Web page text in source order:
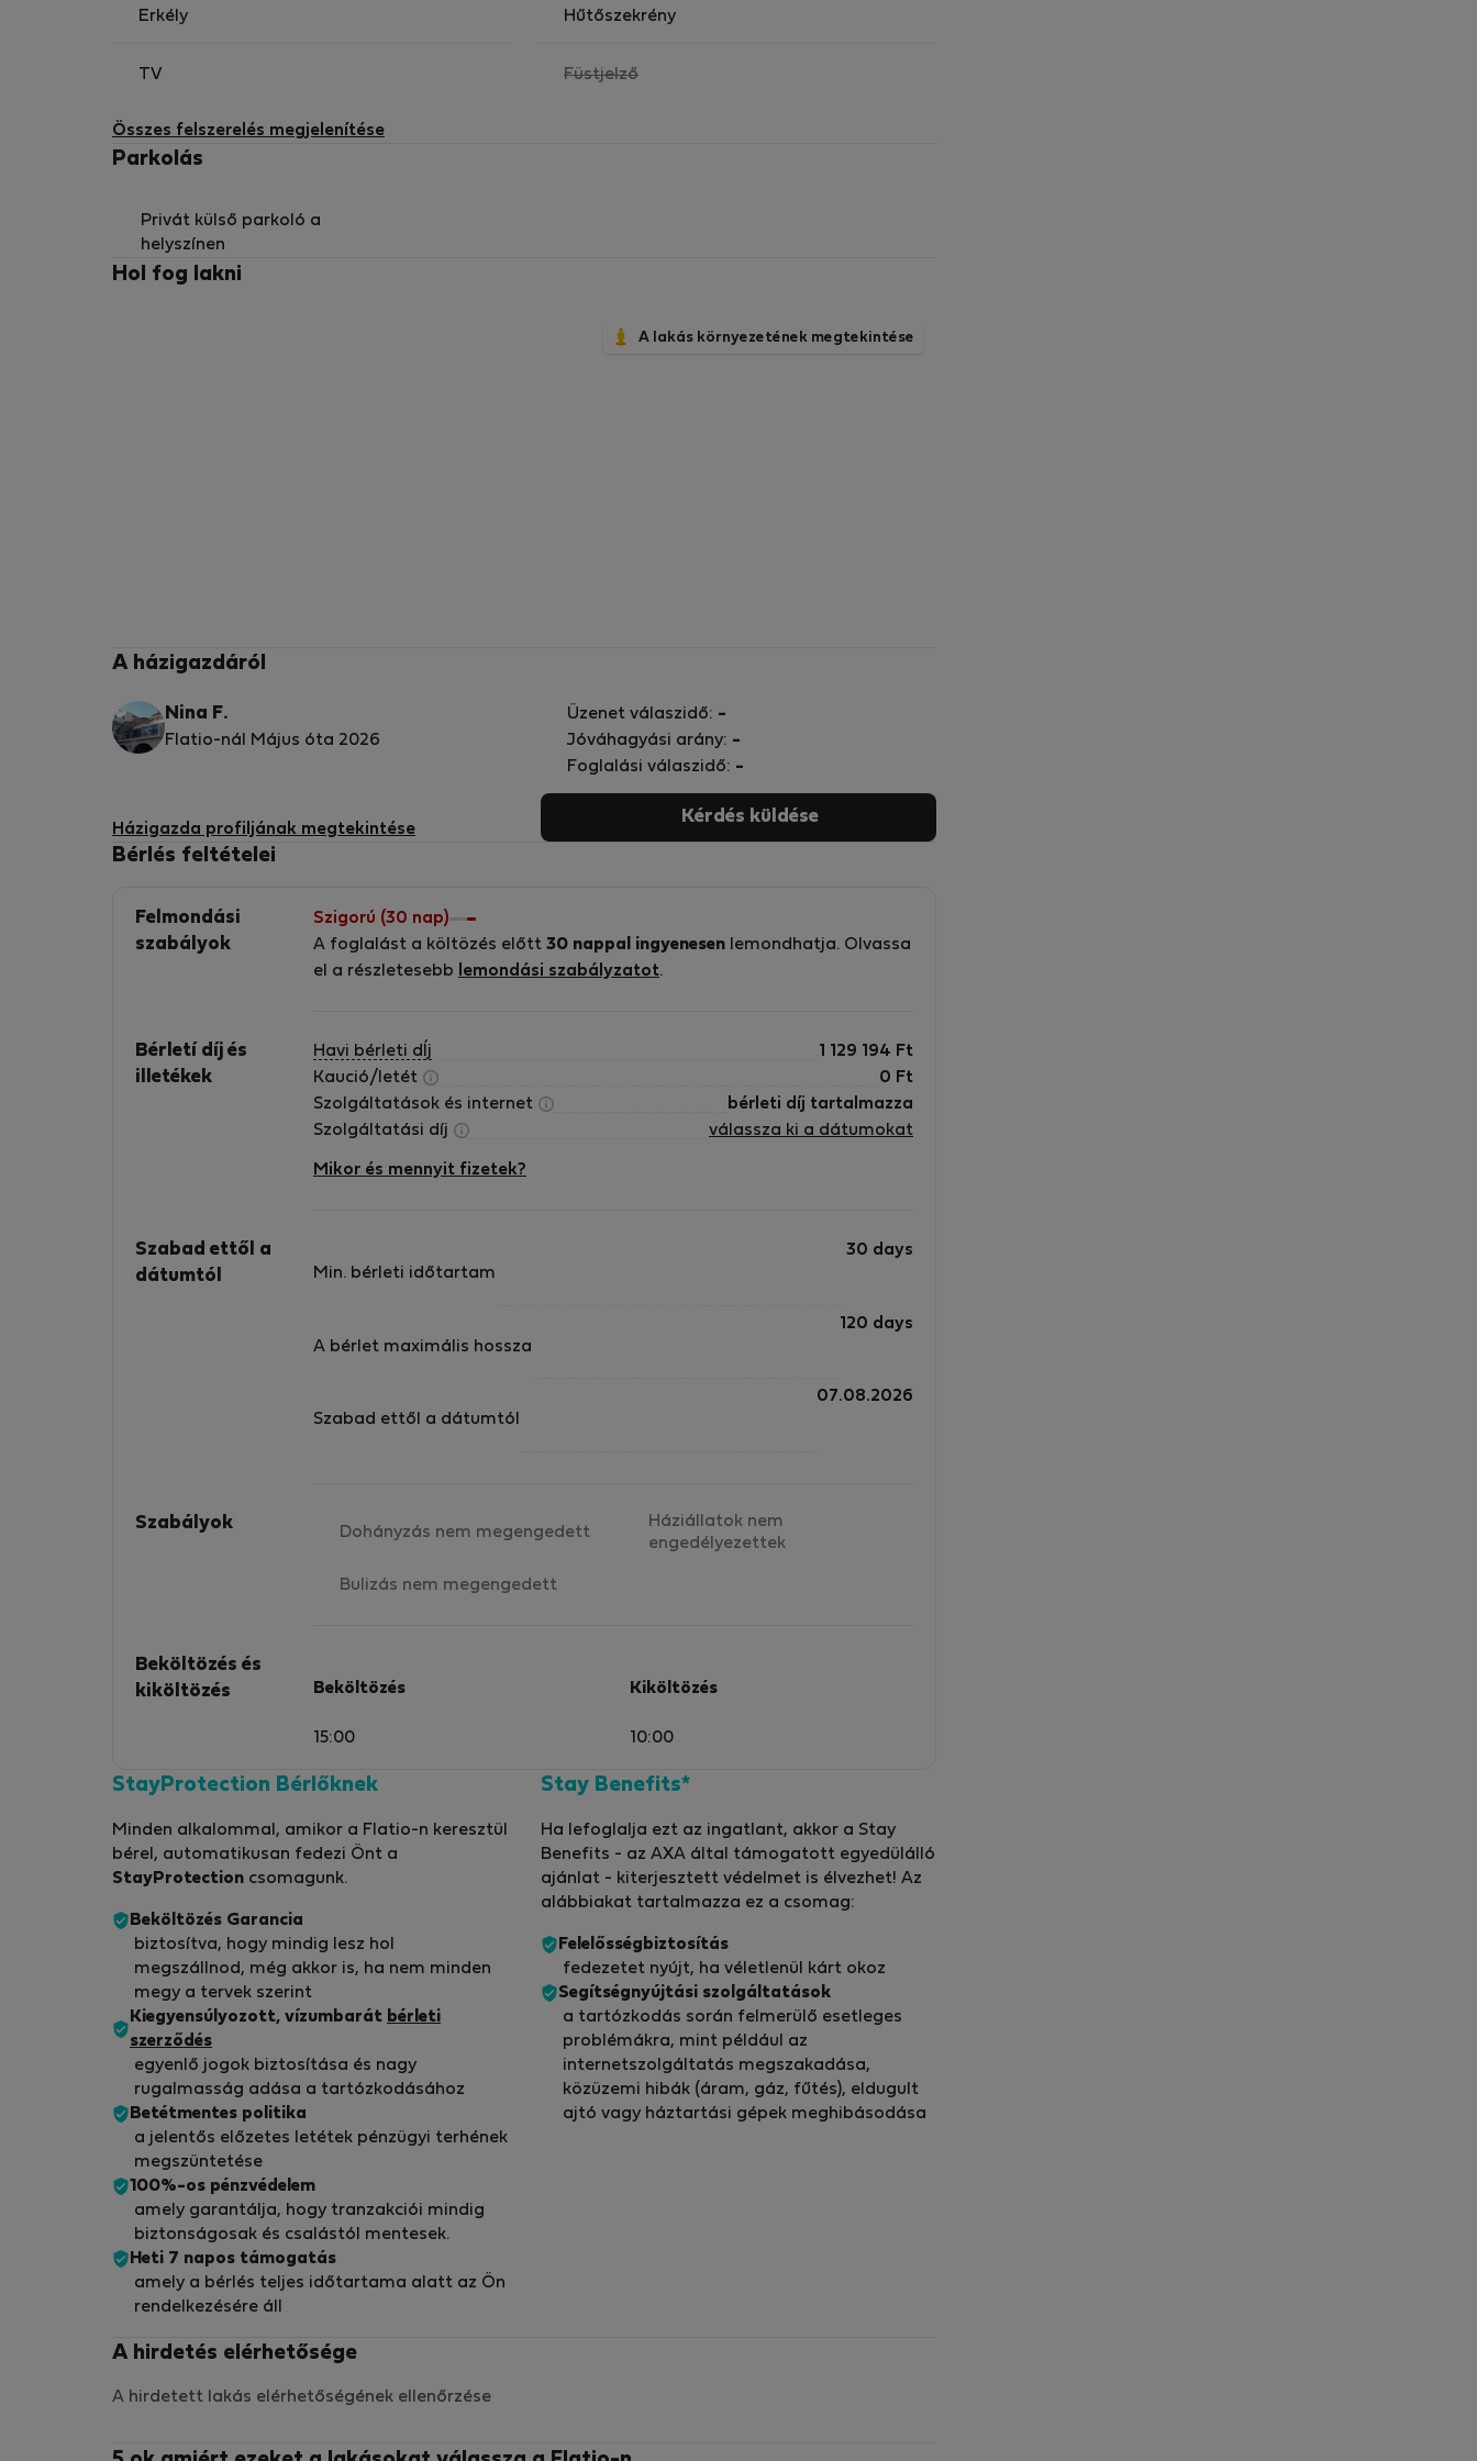
Háziállatok: Háziállatok nem engedélyezettek.
Ha nyugodt, produktív és kényelmes nyári pihenőhelyet keres a tengerparton, kérjük, vegye fel
velünk a kapcsolatot!
Üdvözlettel
Erkély Hűtőszekrény
TV Füstjelző,
Összes felszerelés megjelenítése
Parkolás
Privát külső parkoló a
helyszínen
Hol fog lakni
A lakás környezetének megtekintése
A házigazdáról
Nina F.
Flatio-nál Május óta 2026
Házigazda profiljának megtekintése
Üzenet válaszidő: -
Jóváhagyási arány: -
Foglalási válaszidő: -
Kérdés küldése
Bérlés feltételei
Felmondási
szabályok
Szigorú (30 nap)
A foglalást a költözés előtt 30 nappal ingyenesen lemondhatja. Olvassa
el a részletesebb
lemondási szabályzatot.
Bérletí díj és
illetékek
Havi bérleti dÍj 1 129 194 Ft
Kaució/letét
0 Ft
Szolgáltatások és internet
bérleti díj tartalmazza
Szolgáltatási díj
válassza ki a dátumokat
Mikor és mennyit fizetek?
Szabad ettől a
dátumtól
Min. bérleti időtartam
30 days
A bérlet maximális hossza
120 days
Szabad ettől a dátumtól
07.08.2026
Szabályok Dohányzás nem megengedett
Háziállatok nem
engedélyezettek
Bulizás nem megengedett
Beköltözés és
kiköltözés
Beköltözés
15:00
Kiköltözés
10:00
StayProtection Bérlőknek
Minden alkalommal, amikor a Flatio-n keresztül
bérel, automatikusan fedezi Önt a
StayProtection csomagunk.
Beköltözés Garancia
biztosítva, hogy mindig lesz hol
megszállnod, még akkor is, ha nem minden
megy a tervek szerint
Kiegyensúlyozott, vízumbarát bérleti
szerződés
egyenlő jogok biztosítása és nagy
rugalmasság adása a tartózkodásához
Betétmentes politika
a jelentős előzetes letétek pénzügyi terhének
megszüntetése
100%-os pénzvédelem
amely garantálja, hogy tranzakciói mindig
biztonságosak és csalástól mentesek.
Heti 7 napos támogatás
amely a bérlés teljes időtartama alatt az Ön
rendelkezésére áll
Stay Benefits*
Ha lefoglalja ezt az ingatlant, akkor a Stay
Benefits - az AXA által támogatott egyedülálló
ajánlat - kiterjesztett védelmet is élvezhet! Az
alábbiakat tartalmazza ez a csomag:
Felelősségbiztosítás
fedezetet nyújt, ha véletlenül kárt okoz
Segítségnyújtási szolgáltatások
a tartózkodás során felmerülő esetleges
problémákra, mint például az
internetszolgáltatás megszakadása,
közüzemi hibák (áram, gáz, fűtés), eldugult
ajtó vagy háztartási gépek meghibásodása
A hirdetés elérhetősége
A hirdetett lakás elérhetőségének ellenőrzése